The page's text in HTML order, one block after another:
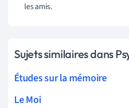
les amis.
Sujets similaires dans
Études sur la mémoire
Le Moi